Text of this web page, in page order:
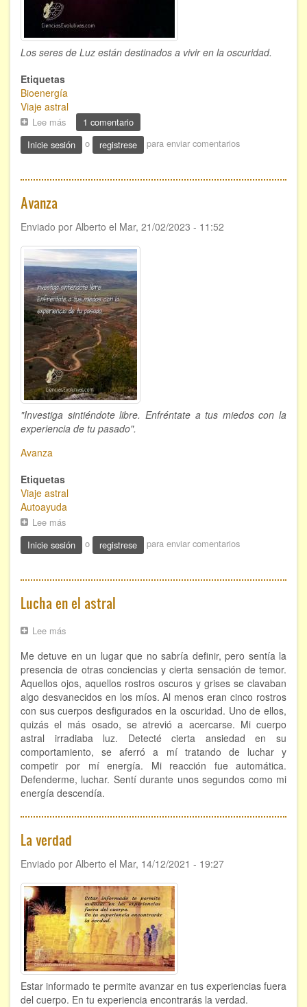
Los seres de Luz están destinados a vivir en la oscuridad.
Etiquetas
Bioenergía
Viaje astral
Lee más sobre
Luz
y
1 comentario
Inicie sesión
o registrese para enviar comentarios
Avanza
Enviado por Alberto el Mar, 21/02/2023 - 11:52
"Investiga sintiéndote libre. Enfréntate a tus miedos con la
experiencia de tu pasado".
Avanza
Etiquetas
Viaje astral
Autoayuda
Lee más
Avanza
Inicie sesión o registrese para enviar comentarios
Lucha en el astral
Lee más
en
el
astral
Me detuve en un lugar que no sabría definir, pero sentía la
presencia de otras conciencias y cierta sensación de temor.
Aquellos ojos, aquellos rostros oscuros y grises se clavaban
algo desvanecidos en los míos. Al menos eran cinco rostros
con sus cuerpos desfigurados en la oscuridad. Uno de ellos,
quizás el más osado, se atrevió a acercarse. Mi cuerpo
astral irradiaba luz. Detecté cierta ansiedad en su
comportamiento, se aferró a mí tratando de luchar y
competir por mí energía. Mi reacción fue automática.
Defenderme, luchar. Sentí durante unos segundos como mi
energía descendía.
La verdad
Enviado por Alberto el Mar, 14/12/2021 - 19:27
Estar informado te permite avanzar en tus experiencias fuera
del cuerpo. En tu experiencia encontrarás la verdad.